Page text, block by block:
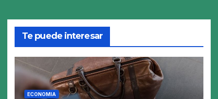
Te puede interesar
ECONOMIA